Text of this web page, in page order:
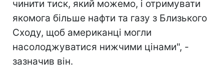
чинити тиск, який можемо, і отримувати
якомога більше нафти та газу з Близького
Сходу, щоб американці могли
насолоджуватися нижчими цінами", -
зазначив він.